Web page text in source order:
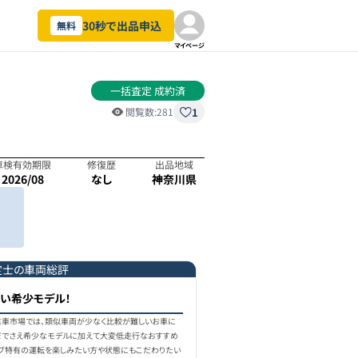
無料 30秒で出品申込
マイページ
一括査定 成約済
閲覧数:281 1
検有効期限
2026/08
修復歴
なし
出品地域
神奈川県
の車両総評
希少モデル！
市場では、類似車両が少なく比較が難しいお車に
でさえ希少なモデルに加えて大変低走行なおすすめ
特有の運転を楽しみたい方や状態にもこだわりたい